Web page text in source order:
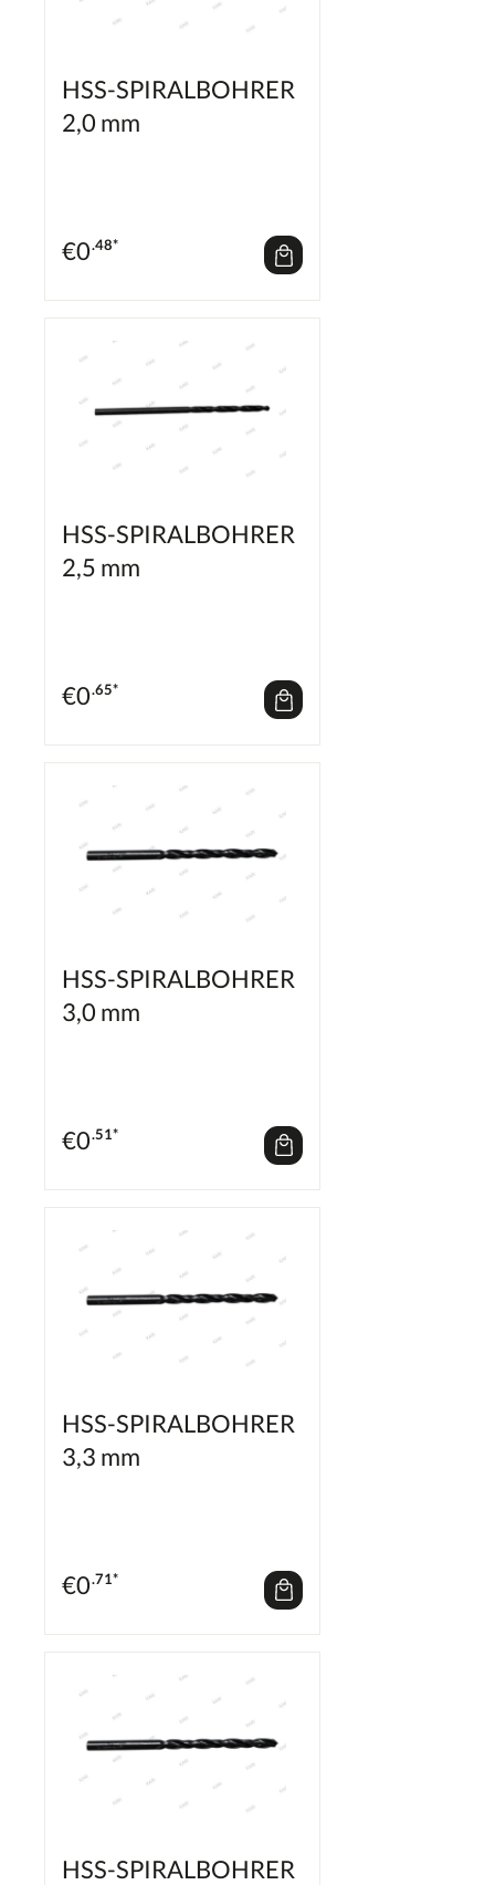
HSS-SPIRALBOHRER
2,0 mm
€0.48*
HSS-SPIRALBOHRER
2,5 mm
€0.65*
HSS-SPIRALBOHRER
3,0 mm
€0.51*
HSS-SPIRALBOHRER
3,3 mm
€0.71*
HSS-SPIRALBOHRER